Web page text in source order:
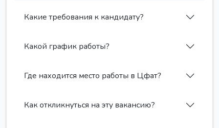
Какие требования к кандидату?
Какой график работы?
Где находится место работы в Цфат?
Как откликнуться на эту вакансию?